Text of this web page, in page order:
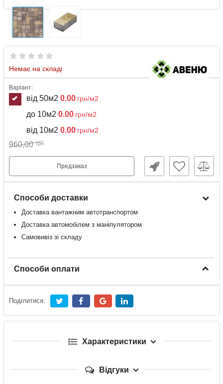
Немає на складі
Варіант:
від 50м2 0.00 грн/м2
до 10м2 0.00 грн/м2
від 10м2 0.00 грн/м2
960,00 грн
Предзаказ
Способи доставки
Доставка вантажним автотранспортом
Доставка автомобілем з маніпулятором
Самовивіз зі складу
Способи оплати
Поділитися:
Характеристики
Відгуки